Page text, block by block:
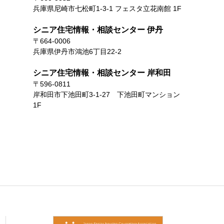
兵庫県尼崎市七松町1-3-1 フェスタ立花南館 1F
シニア住宅情報・相談センター 伊丹
〒664-0006
兵庫県伊丹市鴻池6丁目22-2
シニア住宅情報・相談センター 岸和田
〒596-0811
岸和田市下池田町3-1-27 下池田町マンション
1F